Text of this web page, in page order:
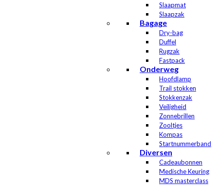
Slaapmat
Slaapzak
Bagage
Dry-bag
Duffel
Rugzak
Fastpack
Onderweg
Hoofdlamp
Trail stokken
Stokkenzak
Veiligheid
Zonnebrillen
Zooltjes
Kompas
Startnummerband
Diversen
Cadeaubonnen
Medische Keuring
MDS masterclass